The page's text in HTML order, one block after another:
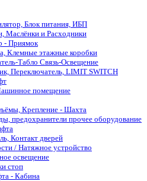
Блок питания, ИБП
Маслёнки и Расходники
- Приямок
Клемные этажные коробки
Табло Связь-Освещение
Переключатель, LIMIT SWITCH
помещение
Крепление - Шахта
предохранители прочее оборудование
Контакт дверей
/ Натяжное устройство
освещение
стоп
- Кабина